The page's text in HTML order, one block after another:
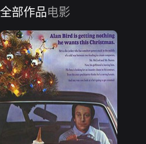
全部作品电影